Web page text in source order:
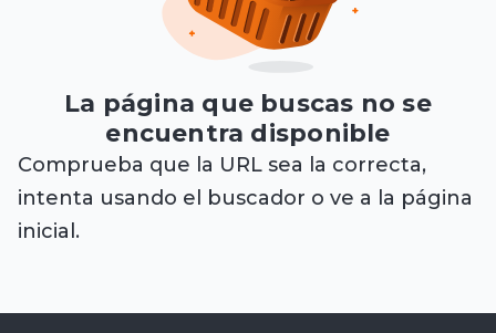
La página que buscas no se
encuentra disponible
Comprueba que la URL sea la correcta,
intenta usando el buscador o ve a la página
inicial.